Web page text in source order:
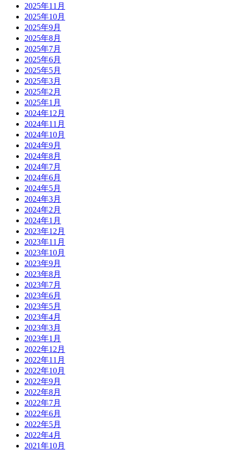
2025年11月
2025年10月
2025年9月
2025年8月
2025年7月
2025年6月
2025年5月
2025年3月
2025年2月
2025年1月
2024年12月
2024年11月
2024年10月
2024年9月
2024年8月
2024年7月
2024年6月
2024年5月
2024年3月
2024年2月
2024年1月
2023年12月
2023年11月
2023年10月
2023年9月
2023年8月
2023年7月
2023年6月
2023年5月
2023年4月
2023年3月
2023年1月
2022年12月
2022年11月
2022年10月
2022年9月
2022年8月
2022年7月
2022年6月
2022年5月
2022年4月
2021年10月